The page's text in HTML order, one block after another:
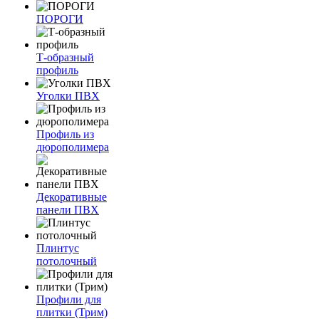
ПОРОГИ
Т-образный
профиль
Уголки ПВХ
Профиль из
дюрополимера
Декоративные
панели ПВХ
Плинтус
потолочный
Профили для
плитки (Трим)